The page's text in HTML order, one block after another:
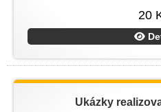
20
Ukázky